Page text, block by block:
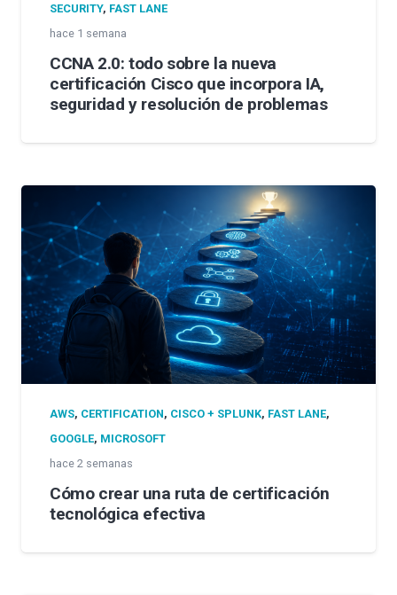
SECURITY, FAST LANE
hace 1 semana
CCNA 2.0: todo sobre la nueva
certificación Cisco que incorpora IA,
seguridad y resolución de problemas
AWS, CERTIFICATION, CISCO + SPLUNK, FAST LANE,
GOOGLE, MICROSOFT
hace 2 semanas
Cómo crear una ruta de certificación
tecnológica efectiva